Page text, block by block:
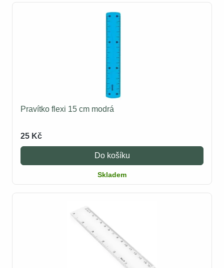
Pravítko flexi 15 cm modrá
25 Kč
Do košíku
Skladem